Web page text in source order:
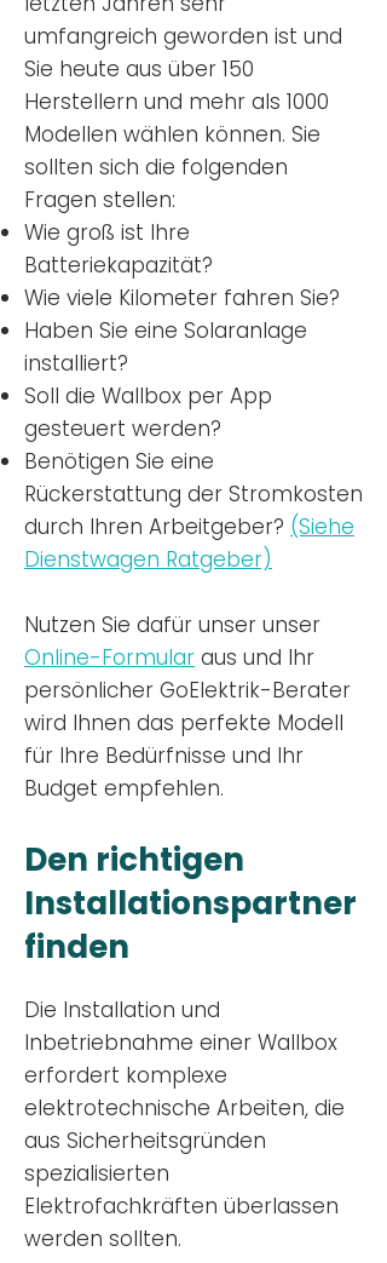
umfangreich geworden ist und
Sie heute aus über 150
Herstellern und mehr als 1000
Modellen wählen können. Sie
sollten sich die folgenden
Fragen stellen:
Wie groß ist Ihre
Batteriekapazität?
Wie viele Kilometer fahren Sie?
Haben Sie eine Solaranlage
installiert?
Soll die Wallbox per App
gesteuert werden?
Benötigen Sie eine
Rückerstattung der Stromkosten
durch Ihren Arbeitgeber? (Siehe
Dienstwagen Ratgeber)
Nutzen Sie dafür unser unser
Online-Formular aus und Ihr
persönlicher GoElektrik-Berater
wird Ihnen das perfekte Modell
für Ihre Bedürfnisse und Ihr
Budget empfehlen.
Den richtigen
Installationspartner
finden
Die Installation und
Inbetriebnahme einer Wallbox
erfordert komplexe
elektrotechnische Arbeiten, die
aus Sicherheitsgründen
spezialisierten
Elektrofachkräften überlassen
werden sollten.